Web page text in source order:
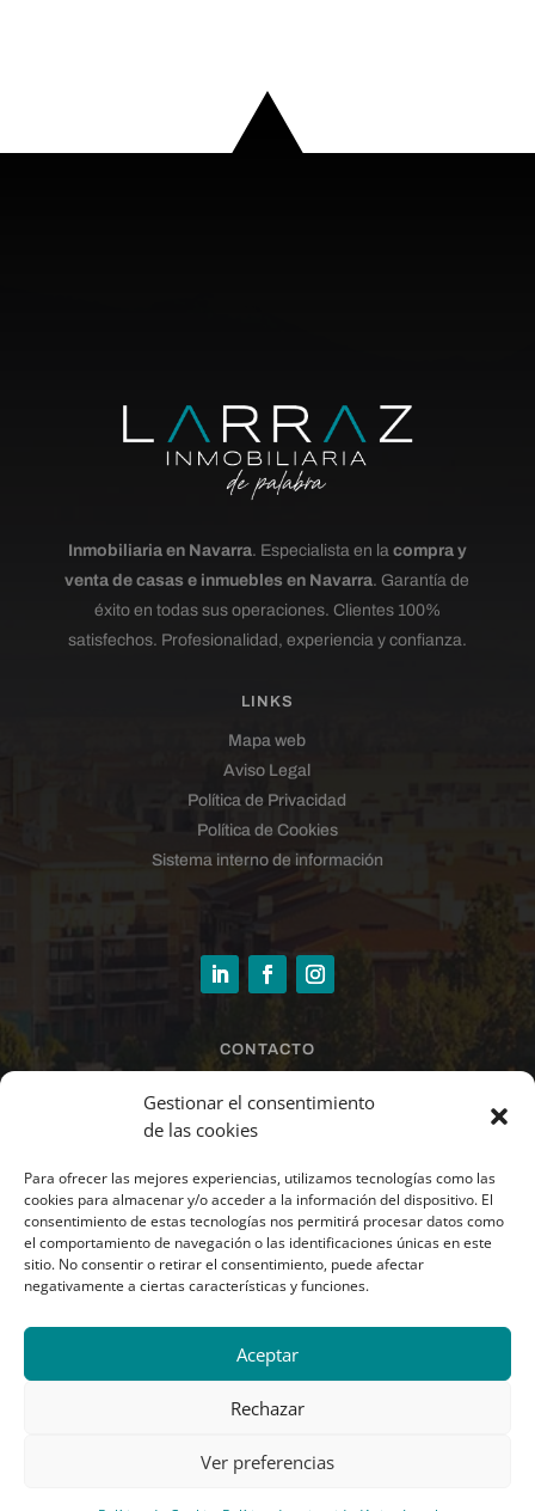
Gestionar el consentimiento
de las cookies
Para ofrecer las mejores experiencias, utilizamos tecnologías como las
cookies para almacenar y/o acceder a la información del dispositivo. El
consentimiento de estas tecnologías nos permitirá procesar datos como
el comportamiento de navegación o las identificaciones únicas en este
sitio. No consentir o retirar el consentimiento, puede afectar
negativamente a ciertas características y funciones.
Aceptar
Rechazar
Ver preferencias
Inmobiliaria en Navarra. Especialista en la compra y
venta de casas e inmuebles en Navarra. Garantía de
éxito en todas sus operaciones. Clientes 100%
satisfechos. Profesionalidad, experiencia y confianza.
LINKS
Mapa web
Aviso Legal
Política de Privacidad
Política de Cookies
Sistema interno de información
CONTACTO
678 44 21 49 · 948 37 07 90
Paseo Santxiki 2.1º.
Oficina L.1.6.